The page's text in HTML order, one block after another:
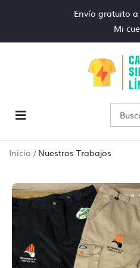
Envío gratuito
Mi
Inicio / Nuestros Trabajos